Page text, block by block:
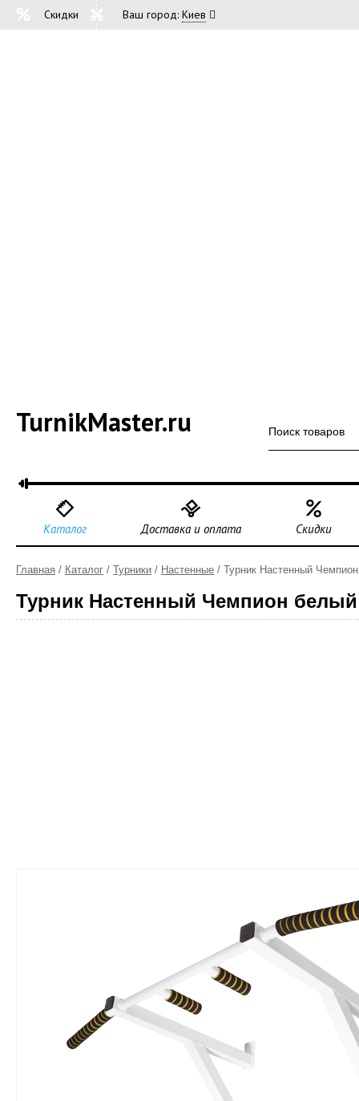
Скидки Ваш город: Киев
TurnikMaster.ru
Каталог Доставка и оплата Скидки
Главная / Каталог / Турники / Настенные / Турник Настенный
Турник Настенный Чемпион белый